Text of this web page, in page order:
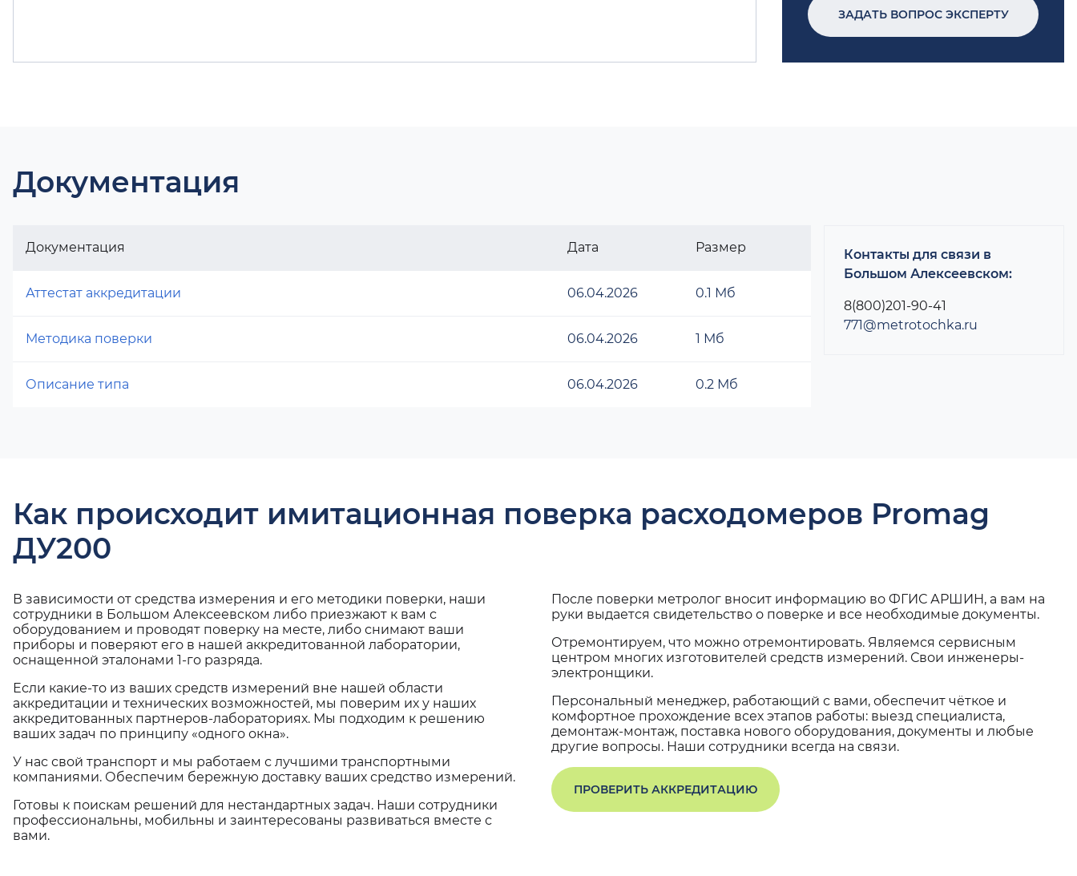
ЗАДАТЬ ВОПРОС ЭКСПЕРТУ
Документация
Документация Дата Размер
Аттестат аккредитации 06.04.2026 0.1 Мб
Методика поверки 06.04.2026 1 Мб
Описание типа 06.04.2026 0.2 Мб
Контакты для связи в
Большом Алексеевском:
8(800)201-90-41
771@metrotochka.ru
Как происходит имитационная поверка расходомеров Promag
ДУ200
В зависимости от средства измерения и его методики поверки, наши
сотрудники в Большом Алексеевском либо приезжают к вам с
оборудованием и проводят поверку на месте, либо снимают ваши
приборы и поверяют его в нашей аккредитованной лаборатории,
оснащенной эталонами 1-го разряда.
Если какие-то из ваших средств измерений вне нашей области
аккредитации и технических возможностей, мы поверим их у наших
аккредитованных партнеров-лабораториях. Мы подходим к решению
ваших задач по принципу «одного окна».
У нас свой транспорт и мы работаем с лучшими транспортными
компаниями. Обеспечим бережную доставку ваших средство измерений.
Готовы к поискам решений для нестандартных задач. Наши сотрудники
профессиональны, мобильны и заинтересованы развиваться вместе с
вами.
После поверки метролог вносит информацию во ФГИС АРШИН, а вам на
руки выдается свидетельство о поверке и все необходимые документы.
Отремонтируем, что можно отремонтировать. Являемся сервисным
центром многих изготовителей средств измерений. Свои инженеры-
электронщики.
Персональный менеджер, работающий с вами, обеспечит чёткое и
комфортное прохождение всех этапов работы: выезд специалиста,
демонтаж-монтаж, поставка нового оборудования, документы и любые
другие вопросы. Наши сотрудники всегда на связи.
ПРОВЕРИТЬ АККРЕДИТАЦИЮ